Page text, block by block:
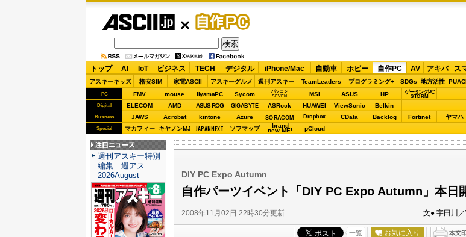
自作PC
トップ AI IoT ビジネス TECH デジタル iPhone/Mac 自動車 ホビー 自作PC AV アキバ ス
アスキーキッズ 格安SIM 家電ASCII アスキーグルメ 週刊アスキー TeamLeaders プログラミング+ SDGs 地方活性
PC FMV mouse iiyamaPC Sycom
パソコン
SEVEN
MSI ASUS HP ゲーミングPC
STORM
Digital ELECOM AMD ASUS ROG GIGABYTE ASRock HUAWEI ViewSonic Belkin
Business JAWS Acrobat kintone Azure SORACOM Dropbox CData Backlog Fortinet ヤマハ
Special マカフィー キヤノンMJ JAPANNEXT ソフマップ brand
new ME! pCloud
DIY PC Expo Autumn
自作パーツイベント「DIY PC Expo Autumn」本日
2008年11月02日 22時30分更新 文● 宇田川
一覧 お気に入り
注目ニュース
週刊アスキー特別
編集 週アス
2026August